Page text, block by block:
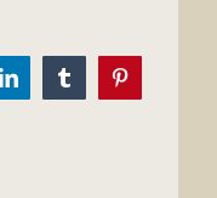
LinkedInTumblrPinterest